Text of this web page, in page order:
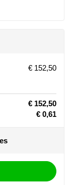
€ 152,50
€ 152,50
€ 0,61